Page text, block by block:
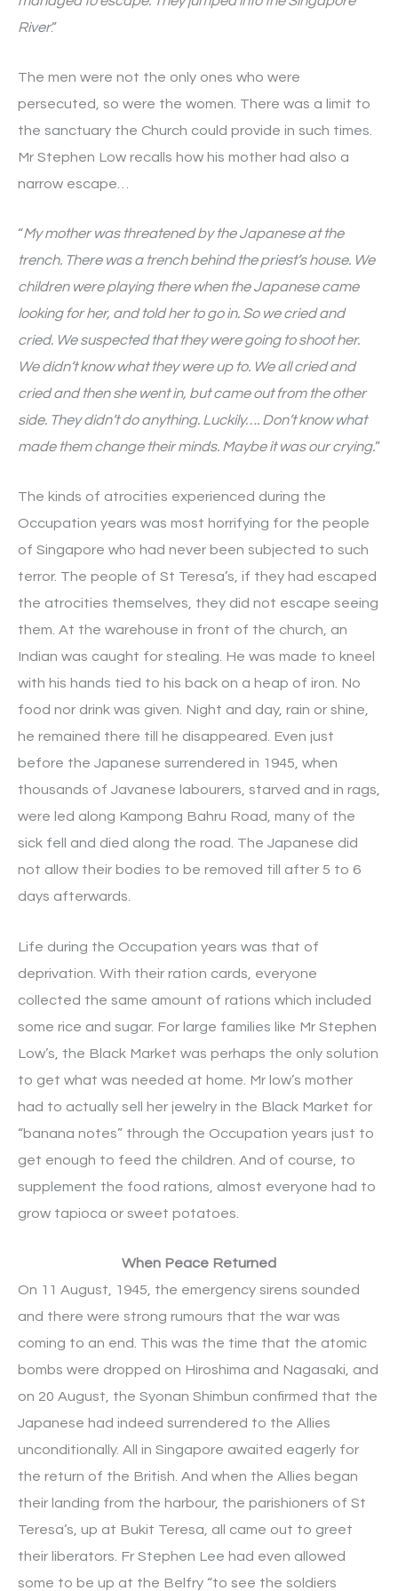
River.”
The men were not the only ones who were
persecuted, so were the women. There was a limit to
the sanctuary the Church could provide in such times.
Mr Stephen Low recalls how his mother had also a
narrow escape…
“My mother was threatened by the Japanese at the
trench. There was a trench behind the priest’s house. We
children were playing there when the Japanese came
looking for her, and told her to go in. So we cried and
cried. We suspected that they were going to shoot her.
We didn’t know what they were up to. We all cried and
cried and then she went in, but came out from the other
side. They didn’t do anything. Luckily…. Don’t know what
made them change their minds. Maybe it was our crying.”
The kinds of atrocities experienced during the
Occupation years was most horrifying for the people
of Singapore who had never been subjected to such
terror. The people of St Teresa’s, if they had escaped
the atrocities themselves, they did not escape seeing
them. At the warehouse in front of the church, an
Indian was caught for stealing. He was made to kneel
with his hands tied to his back on a heap of iron. No
food nor drink was given. Night and day, rain or shine,
he remained there till he disappeared. Even just
before the Japanese surrendered in 1945, when
thousands of Javanese labourers, starved and in rags,
were led along Kampong Bahru Road, many of the
sick fell and died along the road. The Japanese did
not allow their bodies to be removed till after 5 to 6
days afterwards.
Life during the Occupation years was that of
deprivation. With their ration cards, everyone
collected the same amount of rations which included
some rice and sugar. For large families like Mr Stephen
Low’s, the Black Market was perhaps the only solution
to get what was needed at home. Mr low’s mother
had to actually sell her jewelry in the Black Market for
“banana notes” through the Occupation years just to
get enough to feed the children. And of course, to
supplement the food rations, almost everyone had to
grow tapioca or sweet potatoes.
When Peace Returned
On 11 August, 1945, the emergency sirens sounded
and there were strong rumours that the war was
coming to an end. This was the time that the atomic
bombs were dropped on Hiroshima and Nagasaki, and
on 20 August, the Syonan Shimbun confirmed that the
Japanese had indeed surrendered to the Allies
unconditionally. All in Singapore awaited eagerly for
the return of the British. And when the Allies began
their landing from the harbour, the parishioners of St
Teresa’s, up at Bukit Teresa, all came out to greet
their liberators. Fr Stephen Lee had even allowed
some to be up at the Belfry “to see the soldiers